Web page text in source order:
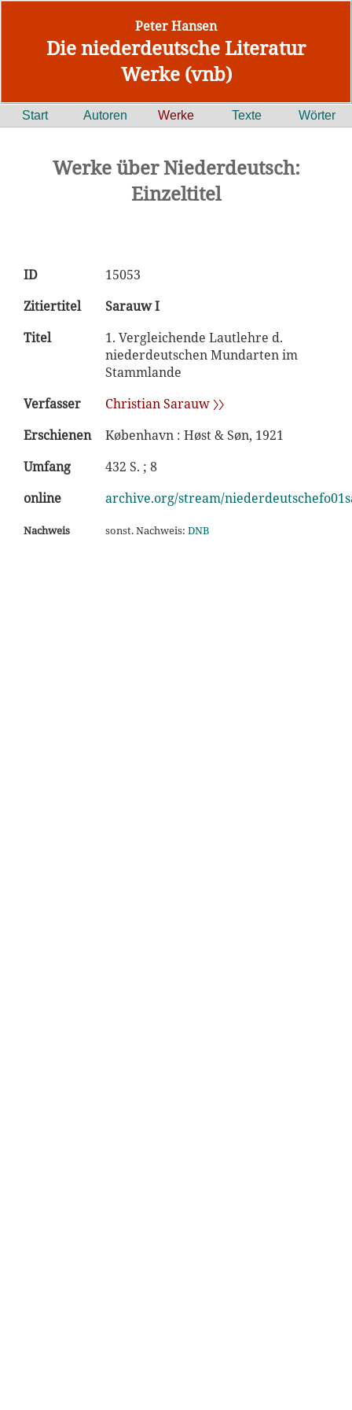
Peter Hansen
Die niederdeutsche Literatur
Werke (vnb)
Start Autoren Werke Texte Wörter
Werke über Niederdeutsch:
Einzeltitel
ID
15053
Zitiertitel
Sarauw I
Titel
1. Vergleichende Lautlehre d.
niederdeutschen Mundarten im
Stammlande
Verfasser
Christian Sarauw 〉〉
Erschienen
København : Høst & Søn, 1921
Umfang
432 S. ; 8
online
archive.org/stream/
Nachweis sonst. Nachweis: DNB